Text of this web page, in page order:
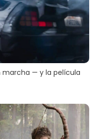
marcha — y la película